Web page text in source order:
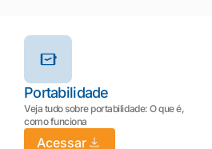
Portabilidade
Veja tudo sobre portabilidade: O que é,
como funciona
Acessar